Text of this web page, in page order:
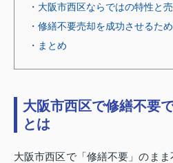
・大阪市西区ならではの特性と
・修繕不要売却を成功させるた
・まとめ
大阪市西区で修繕不要
とは
大阪市西区で「修繕不要」のま